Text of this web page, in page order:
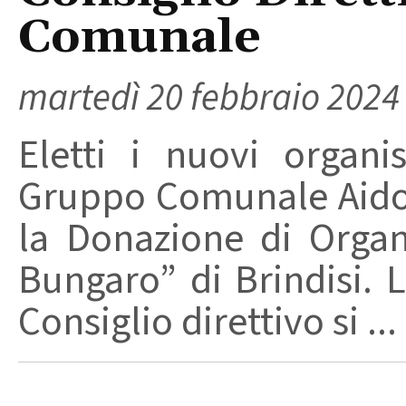
Comunale
martedì 20 febbraio 2024
Eletti i nuovi
Gruppo Comunale
la Donazione di
Bungaro” di Brindisi.
Consiglio direttivo si ...